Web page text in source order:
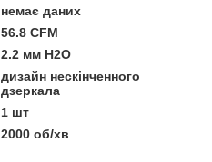
немає даних
56.8 CFM
2.2 мм H2O
дизайн нескінченного
дзеркала
1 шт
2000 об/хв